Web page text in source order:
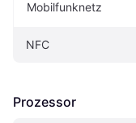
Mobilfunknetz
NFC
Prozessor